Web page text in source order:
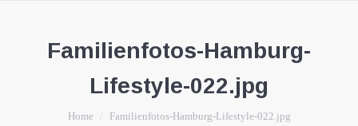
Familienfotos-Hamburg-
Lifestyle-022.jpg
You are here:
Home Familienfotos-Hamburg-Lifestyle-022.jpg